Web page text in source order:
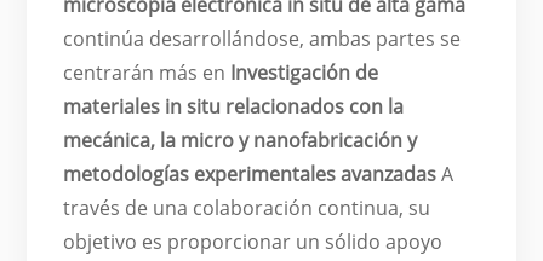
continúa desarrollándose, ambas partes se
centrarán más en Investigación de
materiales in situ relacionados con la
mecánica, la micro y nanofabricación y
metodologías experimentales avanzadasA
través de una colaboración continua, su
objetivo es proporcionar un sólido apoyo